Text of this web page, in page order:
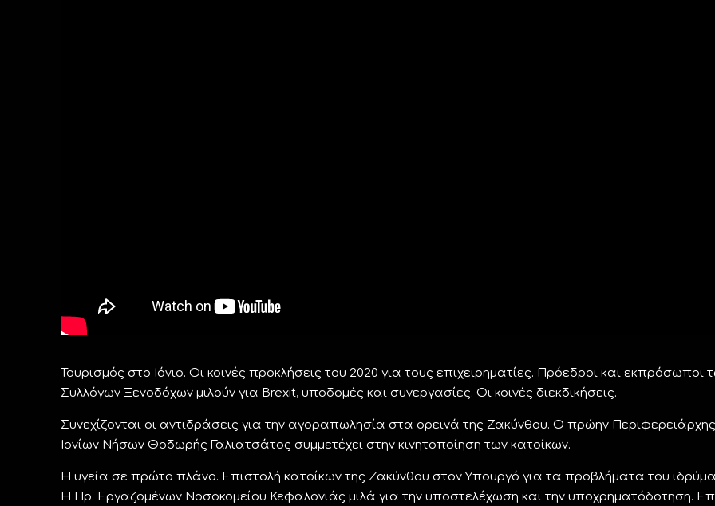
Τουρισμός στο Ιόνιο. Οι κοινές προκλήσεις του 2020 για τους επιχειρηματίες. Πρόεδροι και εκπρόσωποι
Συλλόγων Ξενοδόχων μιλούν για Brexit, υποδομές και συνεργασίες. Οι κοινές διεκδικήσεις.
Συνεχίζονται οι αντιδράσεις για την αγοραπωλησία στα ορεινά της Ζακύνθου. Ο πρώην Περιφερειάρχης
Ιονίων Νήσων Θοδωρής Γαλιατσάτος συμμετέχει στην κινητοποίηση των κατοίκων.
Η υγεία σε πρώτο πλάνο. Επιστολή κατοίκων της Ζακύνθου στον Υπουργό για τα προβλήματα του
Η Πρ. Εργαζομένων Νοσοκομείου Κεφαλονιάς μιλά για την υποστελέχωση και την υποχρηματόδοτηση.